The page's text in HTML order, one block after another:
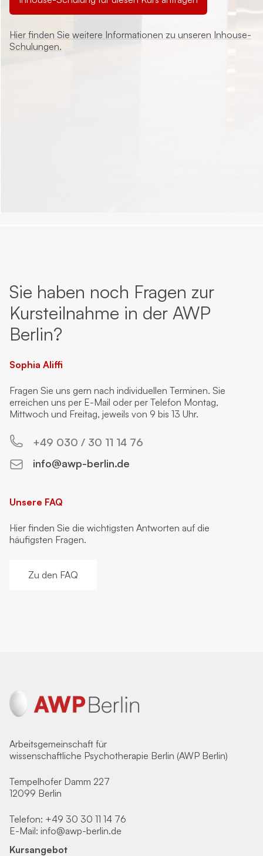
Hier finden Sie weitere Informationen zu unseren Inhouse-
Schulungen.
Sie haben noch Fragen zur
Kursteilnahme in der AWP
Berlin?
Sophia Aliffi
Fragen Sie uns gern nach individuellen Terminen. Sie
erreichen uns per E-Mail oder per Telefon Montag,
Mittwoch und Freitag, jeweils von 9 bis 13 Uhr.
+49 030 / 30 11 14 76
info@awp-berlin.de
Unsere FAQ
Hier finden Sie die wichtigsten Antworten auf die
häufigsten Fragen.
Zu den FAQ
Arbeitsgemeinschaft für
wissenschaftliche Psychotherapie Berlin (AWP Berlin)
Tempelhofer Damm 227
12099 Berlin
Telefon: +49 30 30 11 14 76
E-Mail: info@awp-berlin.de
Kursangebot